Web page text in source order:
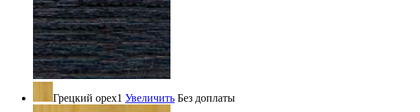
Грецкий орех1 Увеличить Без доплаты